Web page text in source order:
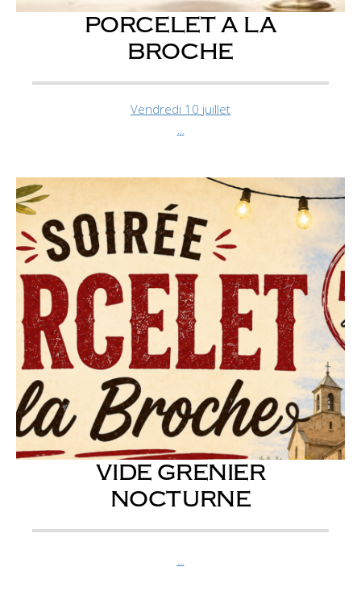
PORCELET A LA
BROCHE
Vendredi 10 juillet
...
VIDE GRENIER
NOCTURNE
...